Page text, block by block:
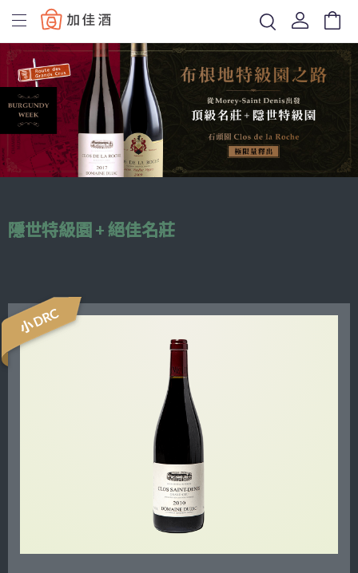
Baccus
隱世特級園 + 絕佳名莊
小 DRC